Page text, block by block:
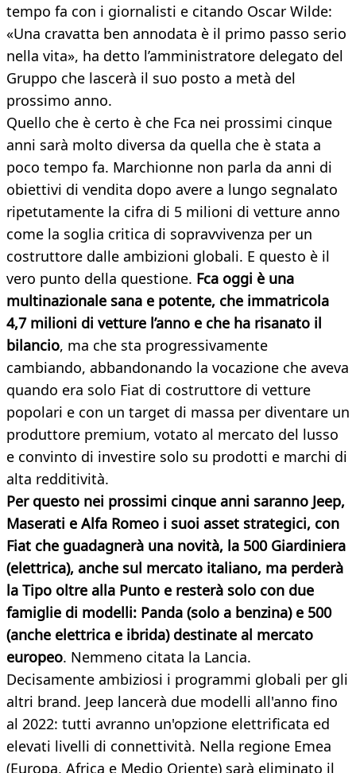
tempo fa con i giornalisti e citando Oscar Wilde:
«Una cravatta ben annodata è il primo passo serio
nella vita», ha detto l’amministratore delegato del
Gruppo che lascerà il suo posto a metà del
prossimo anno.
Quello che è certo è che Fca nei prossimi cinque
anni sarà molto diversa da quella che è stata a
poco tempo fa. Marchionne non parla da anni di
obiettivi di vendita dopo avere a lungo segnalato
ripetutamente la cifra di 5 milioni di vetture anno
come la soglia critica di sopravvivenza per un
costruttore dalle ambizioni globali. E questo è il
vero punto della questione. Fca oggi è una
multinazionale sana e potente, che immatricola
4,7 milioni di vetture l’anno e che ha risanato il
bilancio, ma che sta progressivamente
cambiando, abbandonando la vocazione che aveva
quando era solo Fiat di costruttore di vetture
popolari e con un target di massa per diventare un
produttore premium, votato al mercato del lusso
e convinto di investire solo su prodotti e marchi di
alta redditività.
Per questo nei prossimi cinque anni saranno Jeep,
Maserati e Alfa Romeo i suoi asset strategici, con
Fiat che guadagnerà una novità, la 500 Giardiniera
(elettrica), anche sul mercato italiano, ma perderà
la Tipo oltre alla Punto e resterà solo con due
famiglie di modelli: Panda (solo a benzina) e 500
(anche elettrica e ibrida) destinate al mercato
europeo. Nemmeno citata la Lancia.
Decisamente ambiziosi i programmi globali per gli
altri brand. Jeep lancerà due modelli all'anno fino
al 2022: tutti avranno un'opzione elettrificata ed
elevati livelli di connettività. Nella regione Emea
(Europa, Africa e Medio Oriente) sarà eliminato il